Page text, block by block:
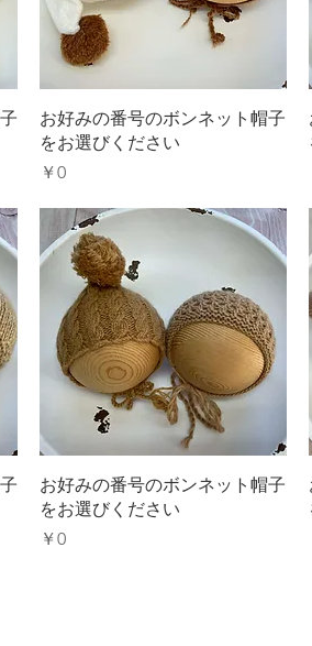
クイックビュー
お好みの番号のボンネット帽子
をお選びください
価格
￥0
クイックビュー
お好みの番号のボンネット帽子
をお選びください
価格
￥0